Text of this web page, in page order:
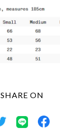
SHARE ON